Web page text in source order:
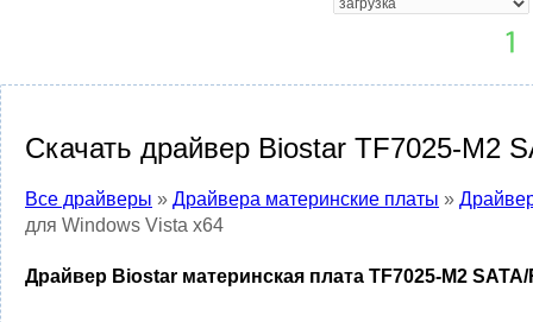
Скачать драйвер Biostar TF7025-M2
Все драйверы » Драйвера материнские платы »
для Windows Vista x64
Драйвер Biostar материнская плата TF7025-M2